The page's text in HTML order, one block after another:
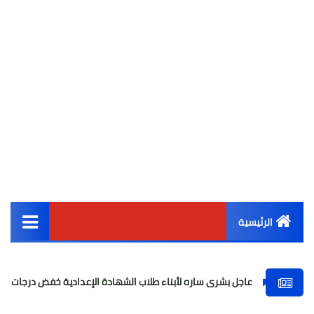
الرئيسية
أخبار مصر
عاجل بشرى ساره لأبناء طلاب الشهادة الإعدادية خفض درجات التنسيق للقبول